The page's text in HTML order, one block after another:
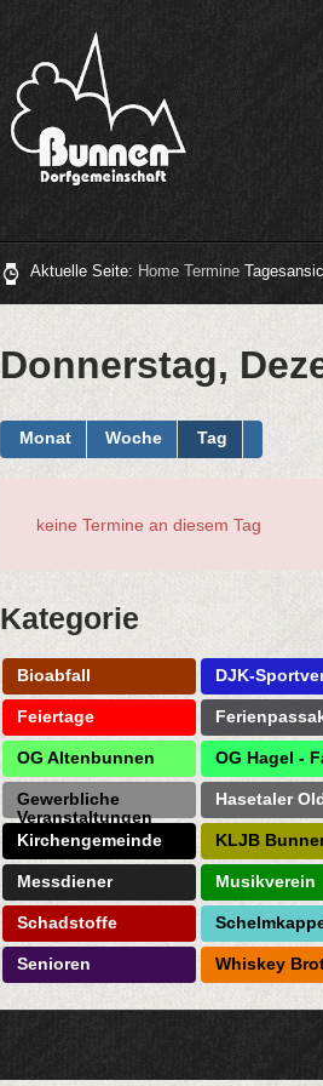
Aktuelle Seite: Home Termine
Donnerstag,
Monat Woche Tag
keine Termine an diesem Tag
Kategorie
Bioabfall DJK-
Feiertage
OG Altenbunnen OG Hagel -
Gewerbliche
Veranstaltungen
Hasetaler
Kirchengemeinde KLJB
Messdiener Musikverein
Schadstoffe
Senioren Whiskey